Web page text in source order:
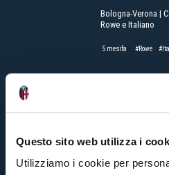
Questo sito web utilizza i
Utilizziamo i cookie per
Bologna-Verona |
Rowe e Italiano
5 mesifa #Rowe
FEEL THE